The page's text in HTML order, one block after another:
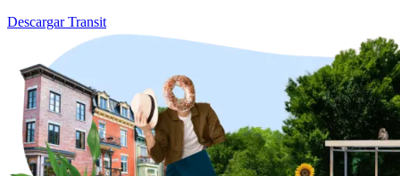
Descargar Transit